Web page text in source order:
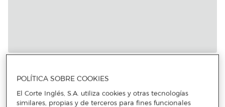
POLÍTICA SOBRE COOKIES
El Corte Inglés, S.A. utiliza cookies y otras tecnologías
similares, propias y de terceros para fines funcionales